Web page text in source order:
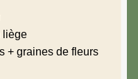
liège
+ graines de fleurs